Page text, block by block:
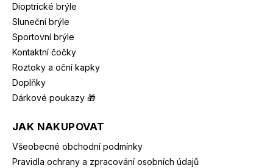
Dioptrické brýle
Sluneční brýle
Sportovní brýle
Kontaktní čočky
Roztoky a oční kapky
Doplňky
Dárkové poukazy 🎁
JAK NAKUPOVAT
Všeobecné obchodní podmínky
Pravidla ochrany a zpracování osobních údajů